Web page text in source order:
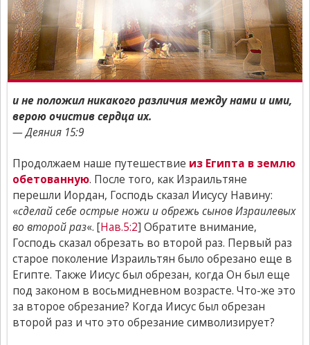
и не положил никакого различия между нами и ими,
верою очистив сердца их.
— Деяния 15:9
Продолжаем наше путешествие из Египта в землю
обетованную. После того, как Израильтяне
перешли Иордан, Господь сказал Иисусу Навину:
«сделай себе острые ножи и обрежь сынов Израилевых
во второй раз«. [Нав.5:2] Обратите внимание,
Господь сказал обрезать во второй раз. Первый раз
старое поколение Израильтян было обрезано еще в
Египте. Также Иисус был обрезан, когда Он был еще
под законом в восьмидневном возрасте. Что-же это
за второе обрезание? Когда Иисус был обрезан
второй раз и что это обрезание символизирует?